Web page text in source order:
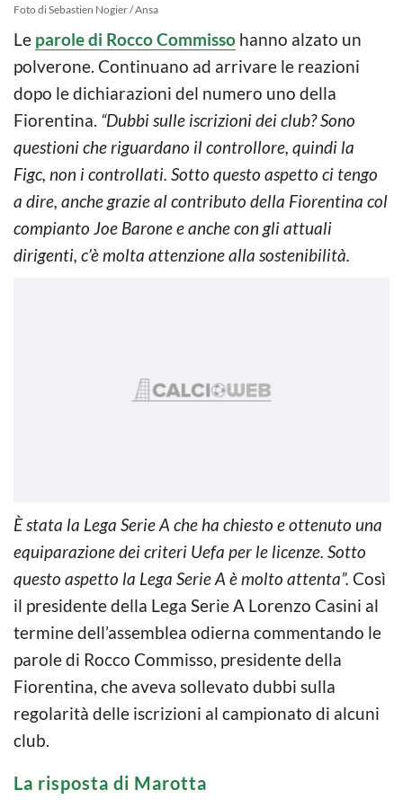
Foto di Sebastien Nogier / Ansa
Le parole di Rocco Commisso hanno alzato un
polverone. Continuano ad arrivare le reazioni
dopo le dichiarazioni del numero uno della
Fiorentina. “Dubbi sulle iscrizioni dei club? Sono
questioni che riguardano il controllore, quindi la
Figc, non i controllati. Sotto questo aspetto ci tengo
a dire, anche grazie al contributo della Fiorentina col
compianto Joe Barone e anche con gli attuali
dirigenti, c’è molta attenzione alla sostenibilità.
È stata la Lega Serie A che ha chiesto e ottenuto una
equiparazione dei criteri Uefa per le licenze. Sotto
questo aspetto la Lega Serie A è molto attenta”. Così
il presidente della Lega Serie A Lorenzo Casini al
termine dell’assemblea odierna commentando le
parole di Rocco Commisso, presidente della
Fiorentina, che aveva sollevato dubbi sulla
regolarità delle iscrizioni al campionato di alcuni
club.
La risposta di Marotta